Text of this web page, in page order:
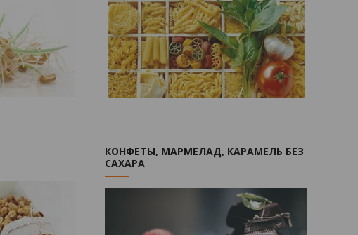
КОНФЕТЫ, МАРМЕЛАД, КАРАМЕЛЬ БЕЗ
САХАРА